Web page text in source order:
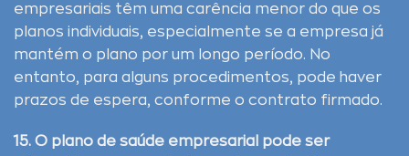
empresariais têm uma carência menor do que os
planos individuais, especialmente se a empresa já
mantém o plano por um longo período. No
entanto, para alguns procedimentos, pode haver
prazos de espera, conforme o contrato firmado.
15. O plano de saúde empresarial pode ser